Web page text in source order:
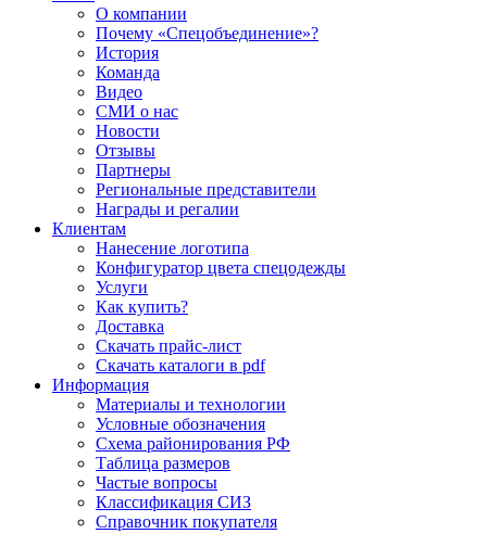
О компании
Почему «Спецобъединение»?
История
Команда
Видео
СМИ о нас
Новости
Отзывы
Партнеры
Региональные представители
Награды и регалии
Клиентам
Нанесение логотипа
Конфигуратор цвета спецодежды
Услуги
Как купить?
Доставка
Скачать прайс-лист
Скачать каталоги в pdf
Информация
Материалы и технологии
Условные обозначения
Схема районирования РФ
Таблица размеров
Частые вопросы
Классификация СИЗ
Справочник покупателя